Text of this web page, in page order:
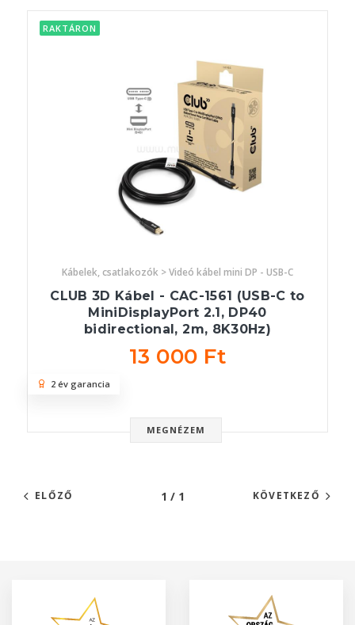
RAKTÁRON
Kábelek, csatlakozók > Videó kábel mini DP - USB-C
CLUB 3D Kábel - CAC-1561 (USB-C to
MiniDisplayPort 2.1, DP40
bidirectional, 2m, 8K30Hz)
13 000 Ft
MEGNÉZEM
2 év garancia
ELŐZŐ 1 / 1 KÖVETKEZŐ